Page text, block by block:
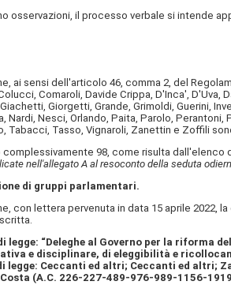
osservazioni, il processo verbale si intende
ai sensi dell'articolo 46, comma 2, del
Comaroli, Davide Crippa, D'Inca', D'Uva,
Giachetti, Giorgetti, Grande, Grimoldi, Guerini,
Nardi, Nesci, Orlando, Paita, Parolo,
Tabacci, Tasso, Vignaroli, Zanettin e Zoffili
98, come risulta
nell'allegato A al resoconto della seduta
di gruppi parlamentari.
con lettera pervenuta in data 15 aprile
legge: “Deleghe al Governo per la
e disciplinare, di eleggibilità e
legge: Ceccanti ed altri; Ceccanti ed altri;
(A.C. 226​-227​-489​-976​-989​-1156​-